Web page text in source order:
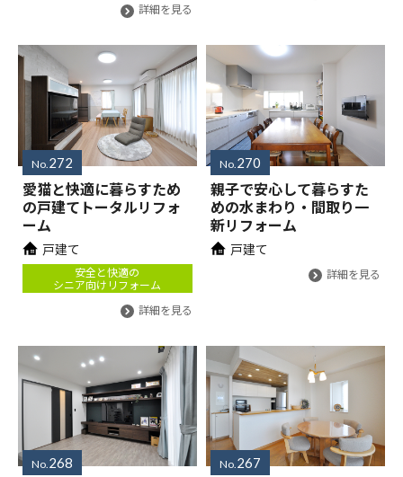
詳細を見る
No. 272
愛猫と快適に暮らすため
の戸建てトータルリフォ
ーム
戸建て
安全と快適の
シニア向けリフォーム
詳細を見る
No. 270
親子で安心して暮らすた
めの水まわり・間取り一
新リフォーム
戸建て
詳細を見る
No.268 No.267